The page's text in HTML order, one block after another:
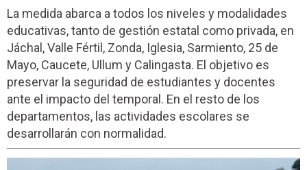
La medida abarca a todos los niveles y modalidades
educativas, tanto de gestión estatal como privada, en
Jáchal, Valle Fértil, Zonda, Iglesia, Sarmiento, 25 de
Mayo, Caucete, Ullum y Calingasta. El objetivo es
preservar la seguridad de estudiantes y docentes
ante el impacto del temporal. En el resto de los
departamentos, las actividades escolares se
desarrollarán con normalidad.